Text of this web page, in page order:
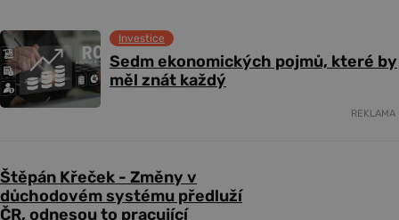
Sedm ekonomických pojmů, které by
měl znát každý
Investice
REKLAMA
Štěpán Křeček - Změny v
důchodovém systému předluží
ČR, odnesou to pracující